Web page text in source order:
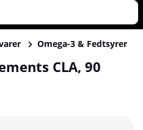
Omega-3 & Fedtsyrer
CLA, 90
CLA, 90 caps